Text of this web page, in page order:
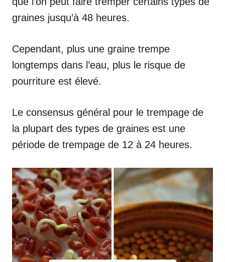
graines jusqu’à 48 heures.
Cependant, plus une graine trempe
longtemps dans l’eau, plus le risque de
pourriture est élevé.
Le consensus général pour le trempage de
la plupart des types de graines est une
période de trempage de 12 à 24 heures.